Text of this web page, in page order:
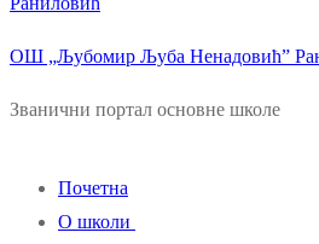
ОШ „Љубомир Љуба Ненадовић”
Званични портал основне школе
Почетна
О школи